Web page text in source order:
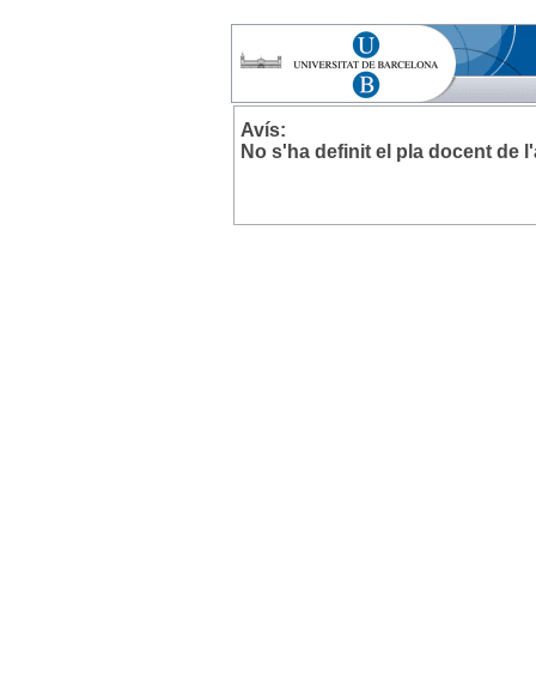
Avís:
No s'ha definit el pla docent de